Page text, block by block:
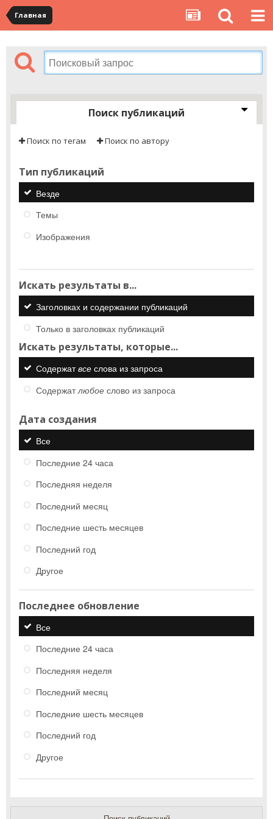
Главная
Поиск публикаций
Поиск по тегам Поиск по автору
Тип публикаций
Везде
Темы
Изображения
Искать результаты в...
Заголовках и содержании публикаций
Только в заголовках публикаций
Искать результаты, которые...
Содержатвсе слова из запроса
Содержатлюбое слово из запроса
Дата создания
Все
Последние 24 часа
Последняя неделя
Последний месяц
Последние шесть месяцев
Последний год
Другое
Последнее обновление
Все
Последние 24 часа
Последняя неделя
Последний месяц
Последние шесть месяцев
Последний год
Другое